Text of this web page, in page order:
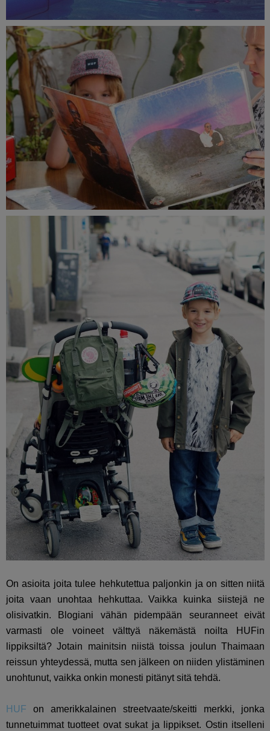
On asioita joita tulee hehkutettua paljonkin ja on sitten niitä
joita vaan unohtaa hehkuttaa. Vaikka kuinka siistejä ne
olisivatkin. Blogiani vähän pidempään seuranneet eivät
varmasti ole voineet välttyä näkemästä noilta HUFin
lippiksiltä? Jotain mainitsin niistä toissa joulun Thaimaan
reissun yhteydessä, mutta sen jälkeen on niiden ylistäminen
unohtunut, vaikka onkin monesti pitänyt sitä tehdä.
HUF on amerikkalainen streetvaate/skeitti merkki, jonka
tunnetuimmat tuotteet ovat sukat ja lippikset. Ostin itselleni